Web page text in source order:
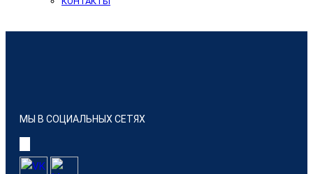
МЫ В СОЦИАЛЬНЫХ СЕТЯХ